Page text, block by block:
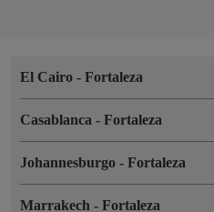
El Cairo - Fortaleza
Casablanca - Fortaleza
Johannesburgo - Fortaleza
Marrakech - Fortaleza